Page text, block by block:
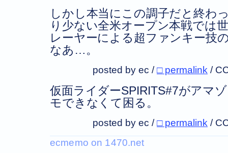
しかし本当にこの調子だと終わ
り少ない全米オープン本戦では
レーヤーによる超ファンキー技
なあ…。
posted by ec /□ permalink /
仮面ライダーSPIRITS#7がアマ
モできなくて困る。
posted by ec /□ permalink /